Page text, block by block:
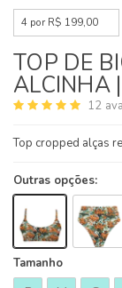
4 por R$ 199,00
TOP DE
ALCINHA
12
Top cropped alças
Outras opções:
Tamanho